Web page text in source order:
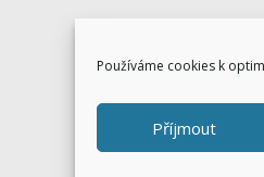
Používáme cookies k
Příjmout